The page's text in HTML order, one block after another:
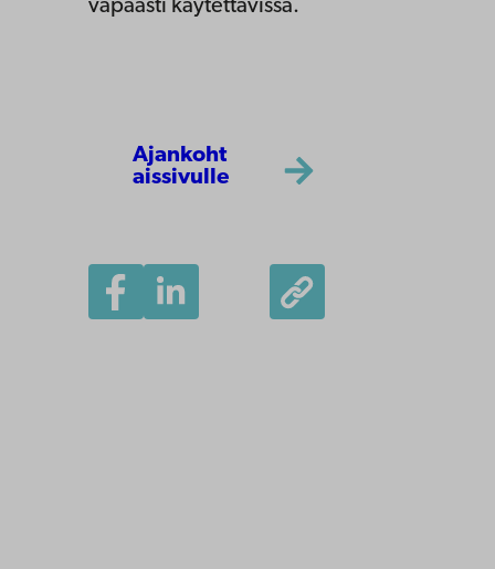
vapaasti käytettävissä.
Ajankoht
aissivulle